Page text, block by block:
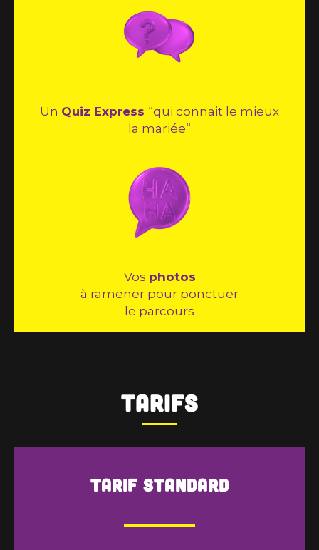
Un Quiz Express “qui connait le mieux
la mariée“
Vos photos
à ramener pour ponctuer
le parcours
Tarifs
Tarif standard